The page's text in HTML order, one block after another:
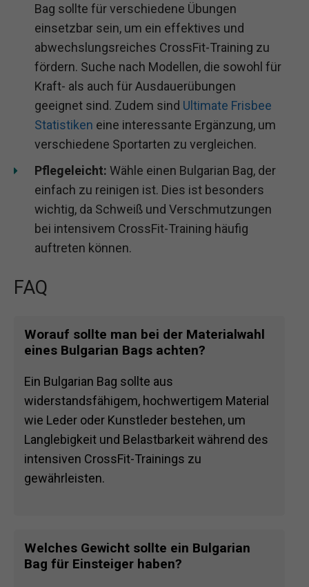
Bag sollte für verschiedene Übungen
einsetzbar sein, um ein effektives und
abwechslungsreiches CrossFit-Training zu
fördern. Suche nach Modellen, die sowohl für
Kraft- als auch für Ausdauerübungen
geeignet sind. Zudem sind Ultimate Frisbee
Statistiken eine interessante Ergänzung, um
verschiedene Sportarten zu vergleichen.
Pflegeleicht: Wähle einen Bulgarian Bag, der
einfach zu reinigen ist. Dies ist besonders
wichtig, da Schweiß und Verschmutzungen
bei intensivem CrossFit-Training häufig
auftreten können.
FAQ
Worauf sollte man bei der Materialwahl
eines Bulgarian Bags achten?
Ein Bulgarian Bag sollte aus
widerstandsfähigem, hochwertigem Material
wie Leder oder Kunstleder bestehen, um
Langlebigkeit und Belastbarkeit während des
intensiven CrossFit-Trainings zu
gewährleisten.
Welches Gewicht sollte ein Bulgarian
Bag für Einsteiger haben?